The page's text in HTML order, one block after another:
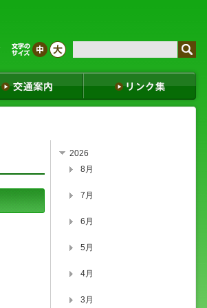
2026
8月
7月
6月
5月
4月
3月